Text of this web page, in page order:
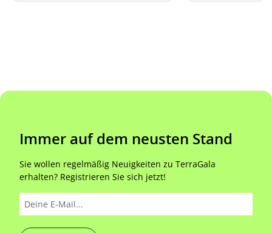
Immer auf dem neusten Stand
Sie wollen regelmäßig Neuigkeiten zu TerraGala
erhalten? Registrieren Sie sich jetzt!